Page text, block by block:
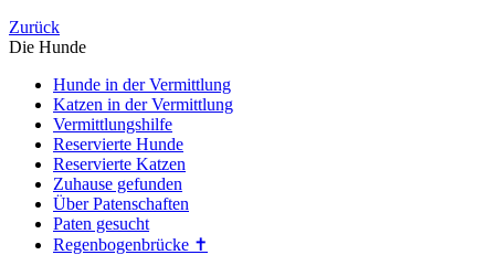
Zurück
Die Hunde
Hunde in der Vermittlung
Katzen in der Vermittlung
Vermittlungshilfe
Reservierte Hunde
Reservierte Katzen
Zuhause gefunden
Über Patenschaften
Paten gesucht
Regenbogenbrücke ✝